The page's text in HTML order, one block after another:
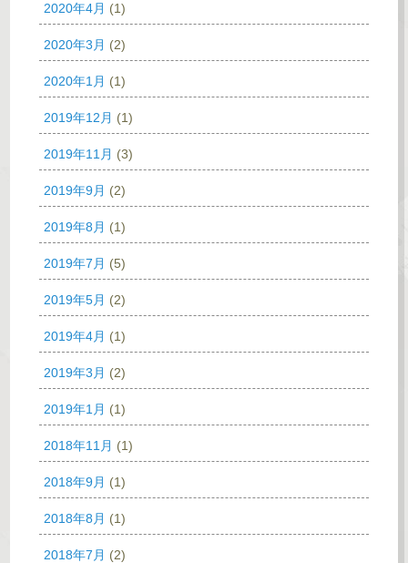
2020年4月 (1)
2020年3月 (2)
2020年1月 (1)
2019年12月 (1)
2019年11月 (3)
2019年9月 (2)
2019年8月 (1)
2019年7月 (5)
2019年5月 (2)
2019年4月 (1)
2019年3月 (2)
2019年1月 (1)
2018年11月 (1)
2018年9月 (1)
2018年8月 (1)
2018年7月 (2)